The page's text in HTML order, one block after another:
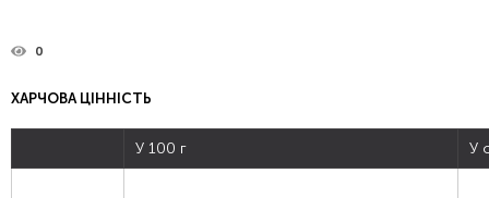
0
ХАРЧОВА ЦІННІСТЬ
У 100 г У